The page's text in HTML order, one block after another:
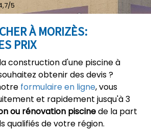
À MORIZÈS:
PRIX
construction d'une piscine à
obtenir des devis ?
formulaire en ligne, vous
et rapidement jusqu'à 3
ou rénovation piscinede la part
qualifiés de votre région.
/5